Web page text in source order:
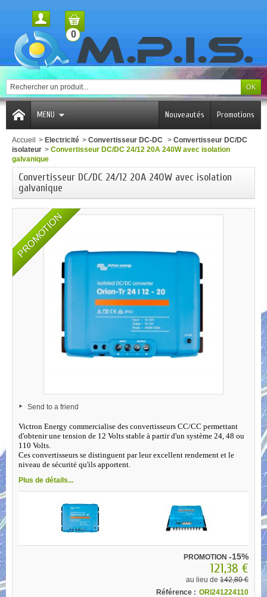
0
MENU Promotions
Nouveautés
Accueil > Electricité > Convertisseur DC-DC > Convertisseur DC/DC
isolateur > Convertisseur DC/DC 24/12 20A 240W avec isolation
galvanique
Convertisseur DC/DC 24/12 20A 240W avec isolation
galvanique
PROMOTION
Send to a friend
Victron Energy commercialise des convertisseurs CC/CC permettant
d'obtenir une tension de 12 Volts stable à partir d'un système 24, 48 ou
110 Volts.
Ces convertisseurs se distinguent par leur excellent rendement et le
niveau de sécurité qu'ils apportent.
Plus de détails...
PROMOTION -15%
121,38 €
au lieu de 142,80 €
Référence : ORI241224110